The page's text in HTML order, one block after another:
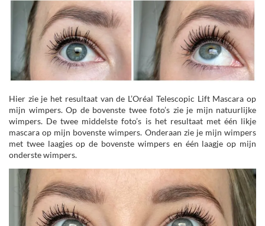
Hier zie je het resultaat van de L’Oréal Telescopic Lift Mascara op
mijn wimpers. Op de bovenste twee foto’s zie je mijn natuurlijke
wimpers. De twee middelste foto’s is het resultaat met één likje
mascara op mijn bovenste wimpers. Onderaan zie je mijn wimpers
met twee laagjes op de bovenste wimpers en één laagje op mijn
onderste wimpers.